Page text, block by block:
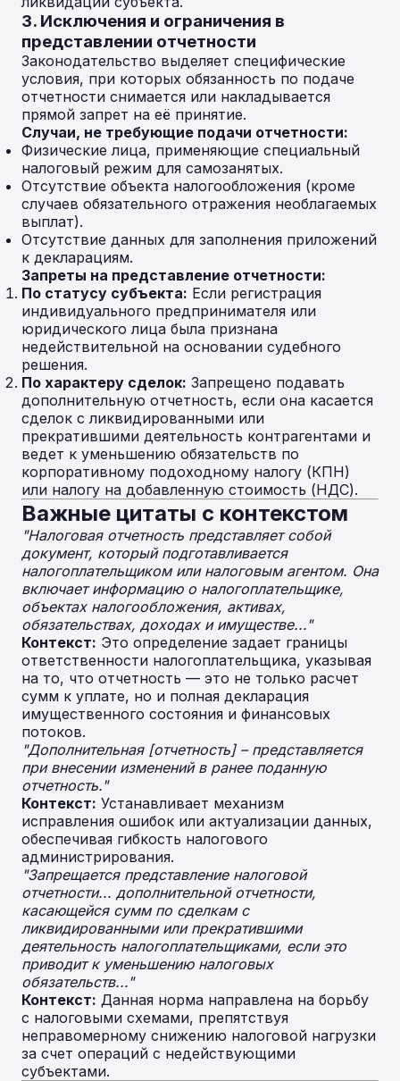
3. Исключения и ограничения в
представлении отчетности
Законодательство выделяет специфические
условия, при которых обязанность по подаче
отчетности снимается или накладывается
прямой запрет на её принятие.
Случаи, не требующие подачи отчетности:
Физические лица, применяющие специальный
налоговый режим для самозанятых.
Отсутствие объекта налогообложения (кроме
случаев обязательного отражения необлагаемых
выплат).
Отсутствие данных для заполнения приложений
к декларациям.
Запреты на представление отчетности:
По статусу субъекта: Если регистрация
индивидуального предпринимателя или
юридического лица была признана
недействительной на основании судебного
решения.
По характеру сделок: Запрещено подавать
дополнительную отчетность, если она касается
сделок с ликвидированными или
прекратившими деятельность контрагентами и
ведет к уменьшению обязательств по
корпоративному подоходному налогу (КПН)
или налогу на добавленную стоимость (НДС).
Важные цитаты с контекстом
"Налоговая отчетность представляет собой
документ, который подготавливается
налогоплательщиком или налоговым агентом. Она
включает информацию о налогоплательщике,
объектах налогообложения, активах,
обязательствах, доходах и имуществе..."
Контекст: Это определение задает границы
ответственности налогоплательщика, указывая
на то, что отчетность — это не только расчет
сумм к уплате, но и полная декларация
имущественного состояния и финансовых
потоков.
"Дополнительная [отчетность] – представляется
при внесении изменений в ранее поданную
отчетность."
Контекст: Устанавливает механизм
исправления ошибок или актуализации данных,
обеспечивая гибкость налогового
администрирования.
"Запрещается представление налоговой
отчетности... дополнительной отчетности,
касающейся сумм по сделкам с
ликвидированными или прекратившими
деятельность налогоплательщиками, если это
приводит к уменьшению налоговых
обязательств..."
Контекст: Данная норма направлена на борьбу
с налоговыми схемами, препятствуя
неправомерному снижению налоговой нагрузки
за счет операций с недействующими
субъектами.